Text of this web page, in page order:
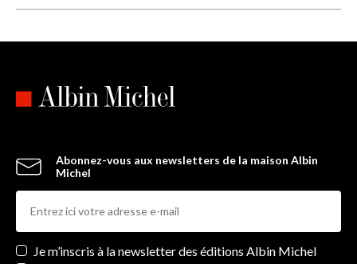
Abonnez-vous aux newsletters de la maison Albin
Michel
Newsletters
Je m’inscris à la newsletter des éditions Albin Michel